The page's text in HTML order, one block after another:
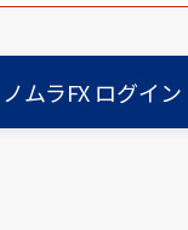
ノムラFX ログイン